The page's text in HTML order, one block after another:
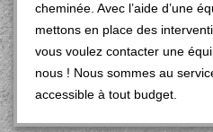
cheminée. Avec l’aide d’une
mettons en place des
vous voulez contacter une
nous ! Nous sommes au
accessible à tout budget.